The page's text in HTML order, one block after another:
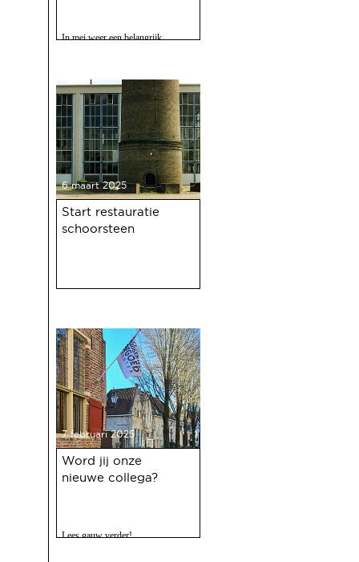
In mei weer een belangrijk
haven 100 jaar bestaat.
6 maart 2025
Start restauratie
schoorsteen
7 februari 2025
Word jij onze
nieuwe collega?
Lees gauw verder!